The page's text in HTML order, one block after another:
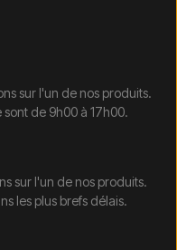
sur l'un de nos produits.
de 9h00 à 17h00.
sur l'un de nos produits.
les plus brefs délais.